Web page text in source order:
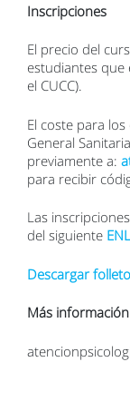
Inscripciones
El precio del
estudiantes que
el CUCC).
El coste para
General
previamente a:
para recibir
Las
del siguiente
Descargar
Más información